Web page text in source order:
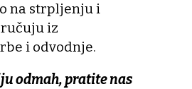
na strpljenju i
iz
i odvodnje.
odmah, pratite nas